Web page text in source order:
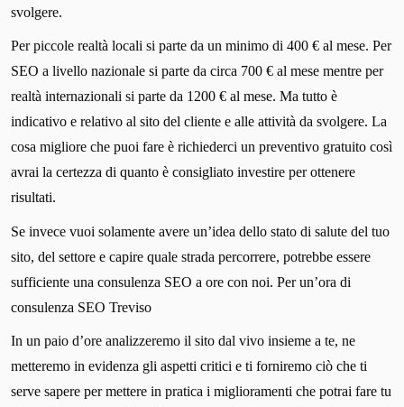
svolgere.
Per piccole realtà locali si parte da un minimo di 400 € al mese. Per
SEO a livello nazionale si parte da circa 700 € al mese mentre per
realtà internazionali si parte da 1200 € al mese. Ma tutto è
indicativo e relativo al sito del cliente e alle attività da svolgere. La
cosa migliore che puoi fare è richiederci un preventivo gratuito così
avrai la certezza di quanto è consigliato investire per ottenere
risultati.
Se invece vuoi solamente avere un’idea dello stato di salute del tuo
sito, del settore e capire quale strada percorrere, potrebbe essere
sufficiente una consulenza SEO a ore con noi. Per un’ora di
consulenza SEO Treviso
In un paio d’ore analizzeremo il sito dal vivo insieme a te, ne
metteremo in evidenza gli aspetti critici e ti forniremo ciò che ti
serve sapere per mettere in pratica i miglioramenti che potrai fare tu